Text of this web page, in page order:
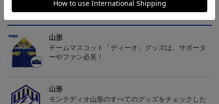
山形
チームマスコット「ディーオ」グッズは、サポータ
ーやファン必見！
山形
モンテディオ山形のすべてのグッズをチェックした